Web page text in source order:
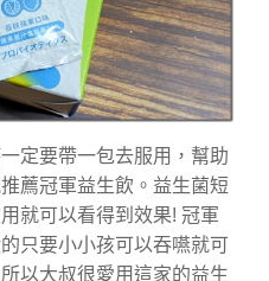
定要帶一包去服用，幫助
薦冠軍益生飲。益生菌短
就可以看得到效果! 冠軍
只要小小孩可以吞嚥就可
以大叔很愛用這家的益生